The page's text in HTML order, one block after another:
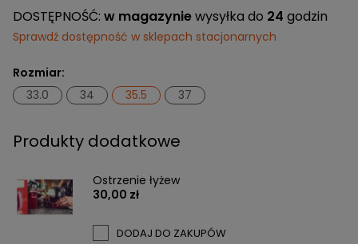
DOSTĘPNOŚĆ: w magazyniewysyłka do 24 godzin
Sprawdź dostępność w sklepach stacjonarnych
Rozmiar:
33.0
34 35.5 37
Produkty dodatkowe
Ostrzenie łyżew
30,00 zł
DODAJ DO ZAKUPÓW